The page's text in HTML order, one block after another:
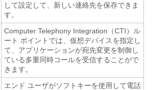
して設定して、新しい連絡先を保存できま
す。
Computer Telephony Integration（CTI）ル
ート ポイントでは、仮想デバイスを指定し
て、アプリケーションが宛先変更を制御し
ている多重同時コールを受信することがで
きます。
エンド ユーザがソフトキーを使用して電話